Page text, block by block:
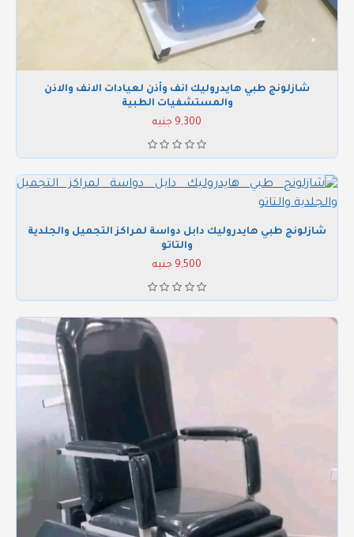
شازلونج طبي هايدروليك انف وأذن لعيادات الانف والاذن
والمستشفيات الطبية
9,300 جنيه
شازلونج طبي هايدروليك دابل دواسة لمراكز التجميل والجلدية
والتاتو
9,500 جنيه